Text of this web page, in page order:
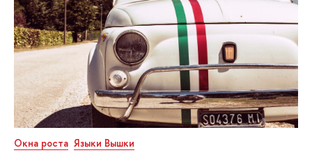
Окна роста Языки Вышки